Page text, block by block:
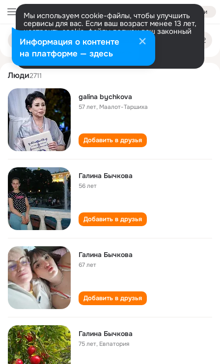
Войти
Мы используем cookie-файлы, чтобы улучшить
сервисы для вас. Если ваш возраст менее 13 лет,
настроить cookie-файлы должен ваш законный
представитель. Больше информации
Разрешить все Настроить
Поиск
людям
galina bychkova
Люди2711
galina bychkova
57 лет, Маалот-Таршиха
Добавить в друзья
Галина Бычкова
56 лет
Добавить в друзья
Галина Бычкова
67 лет
Добавить в друзья
Галина Бычкова
75 лет, Евпатория
Информация о контенте
на платформе — здесь